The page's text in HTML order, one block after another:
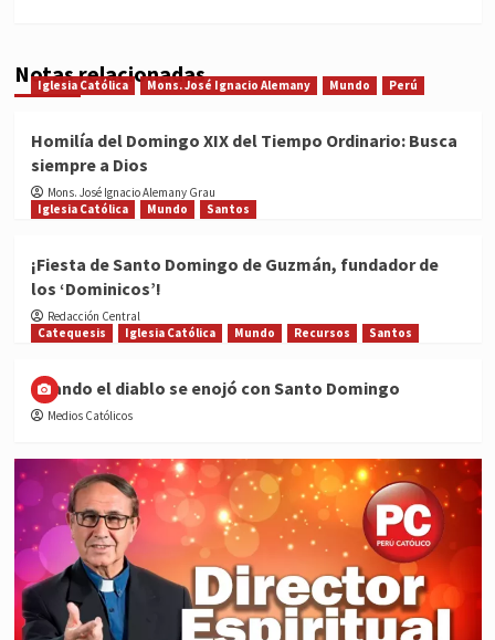
Notas relacionadas
Iglesia Católica Mons. José Ignacio Alemany Mundo Perú
Homilía del Domingo XIX del Tiempo Ordinario: Busca
siempre a Dios
Mons. José Ignacio Alemany Grau
Iglesia Católica
Mundo Santos
¡Fiesta de Santo Domingo de Guzmán, fundador de
los ‘Dominicos’!
Redacción Central
Catequesis
Iglesia Católica Mundo Recursos Santos
Cuando el diablo se enojó con Santo Domingo
Medios Católicos